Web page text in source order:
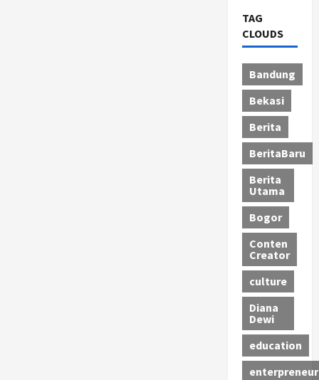
TAG
CLOUDS
Bandung
Bekasi
Berita
BeritaBaru
Berita
Utama
Bogor
Conten
Creator
culture
Diana
Dewi
education
enterpreneur